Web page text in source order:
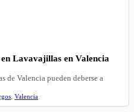
Lavavajillas en Valencia
de Valencia pueden deberse a
Valencia